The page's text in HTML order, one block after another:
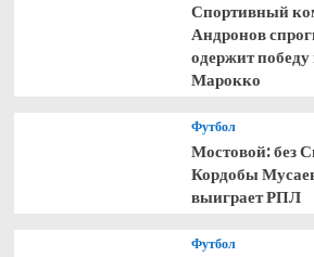
Спортивный
Андронов
одержит
Марокко
Футбол
Мостовой: без
Кордобы
выиграет РПЛ
Футбол